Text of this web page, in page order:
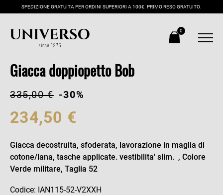
SPEDIZIONE GRATUITA PER ORDINI SUPERIORI A 100€. PRIMO RESO GRATUITO.
0
Giacca doppiopetto Bob
335,00 € -30%
234,50 €
Giacca decostruita, sfoderata, lavorazione in maglia di
cotone/lana, tasche applicate. vestibilita' slim. , Colore
Verde militare, Taglia 52
Codice: IAN115-52-V2XXH